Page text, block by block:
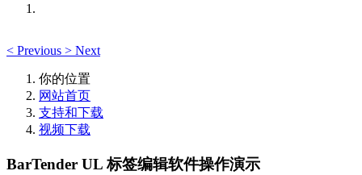
< Previous > Next
你的位置
网站首页
支持和下载
视频下载
BarTender UL 标签编辑软件操作演示